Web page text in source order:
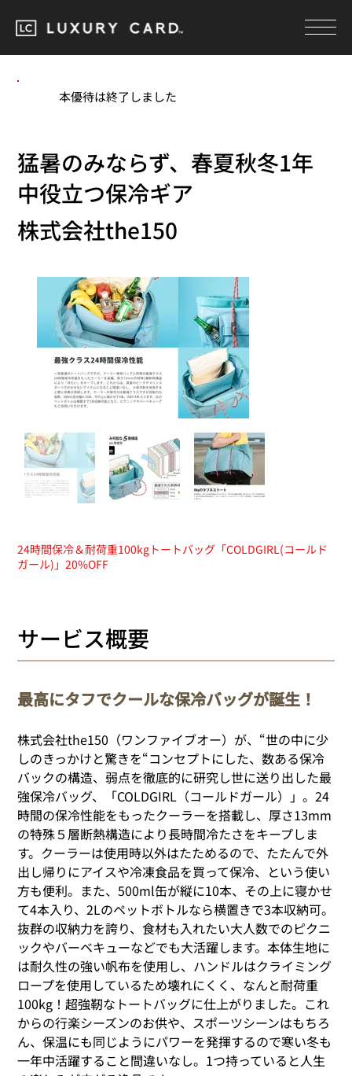
本優待は終了しました
猛暑のみならず、春夏秋冬1年
中役立つ保冷ギア
株式会社the150
24時間保冷＆耐荷重100kgトートバッグ「COLDGIRL(コールド
ガール)」20%OFF
サービス概要
最高にタフでクールな保冷バッグが誕生！
株式会社the150（ワンファイブオー）が、“世の中に少
しのきっかけと驚きを“コンセプトにした、数ある保冷
バックの構造、弱点を徹底的に研究し世に送り出した最
強保冷バッグ、「COLDGIRL（コールドガール）」。24
時間の保冷性能をもったクーラーを搭載し、厚さ13mm
の特殊５層断熱構造により長時間冷たさをキープしま
す。クーラーは使用時以外はたためるので、たたんで外
出し帰りにアイスや冷凍食品を買って保冷、という使い
方も便利。また、500ml缶が縦に10本、その上に寝かせ
て4本入り、2Lのペットボトルなら横置きで3本収納可。
抜群の収納力を誇り、食材も入れたい大人数でのピクニ
ックやバーベキューなどでも大活躍します。本体生地に
は耐久性の強い帆布を使用し、ハンドルはクライミング
ロープを使用しているため壊れにくく、なんと耐荷重
100kg！超強靭なトートバッグに仕上がりました。これ
からの行楽シーズンのお供や、スポーツシーンはもちろ
ん、保温にも同じようにパワーを発揮するので寒い冬も
一年中活躍すること間違いなし。1つ持っていると人生